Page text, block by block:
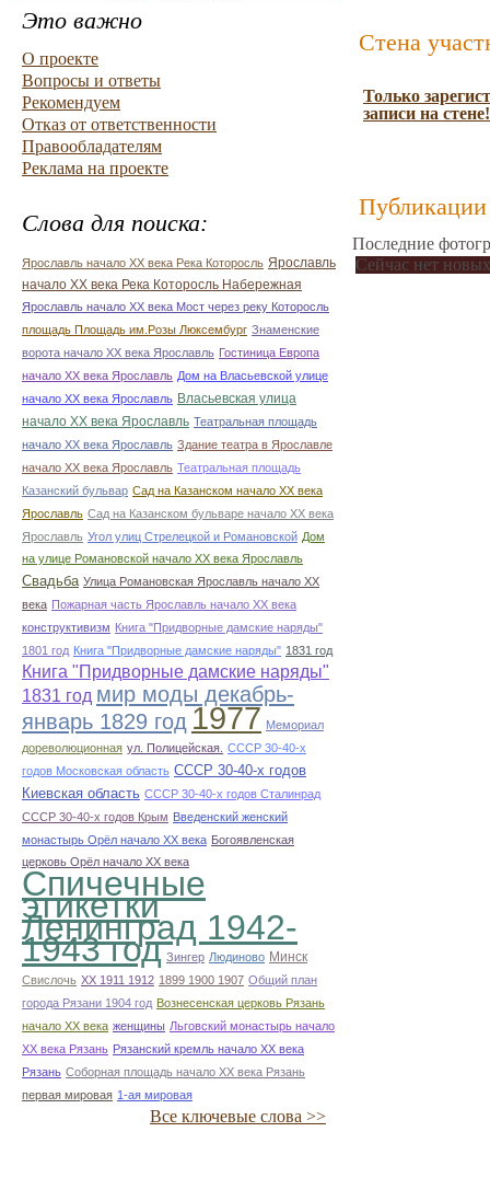
Это важно
О проекте
Вопросы и ответы
Рекомендуем
Отказ от ответственности
Правообладателям
Реклама на проекте
Слова для поиска:
Ярославль начало ХХ века Река Которосль Ярославль
начало ХХ века Река Которосль Набережная
Ярославль начало ХХ века Мост через реку Которосль
площадь Площадь им.Розы Люксембург Знаменские
ворота начало ХХ века Ярославль Гостиница Европа
начало ХХ века Ярославль Дом на Власьевской улице
начало ХХ века Ярославль Власьевская улица
начало ХХ века Ярославль Театральная площадь
начало ХХ века Ярославль Здание театра в Ярославле
начало ХХ века Ярославль Театральная площадь
Казанский бульвар Сад на Казанском начало ХХ века
Ярославль Сад на Казанском бульваре начало ХХ века
Ярославль Угол улиц Стрелецкой и Романовской Дом
на улице Романовской начало ХХ века Ярославль
Свадьба Улица Романовская Ярославль начало ХХ
века Пожарная часть Ярославль начало ХХ века
конструктивизм Книга "Придворные дамские наряды"
1801 год Книга "Придворные дамские наряды" 1831 год
Книга "Придворные дамские наряды"
1831 год мир моды декабрь-
январь 1829 год 1977 Мемориал
дореволюционная ул. Полицейская. СССР 30-40-х
годов Московская область СССР 30-40-х годов
Киевская область СССР 30-40-х годов Сталинрад
СССР 30-40-х годов Крым Введенский женский
монастырь Орёл начало ХХ века Богоявленская
церковь Орёл начало ХХ века
Спичечные
этикетки
Ленинград 1942-
1943 год Зингер Людиново Минск
Свислочь XX 1911 1912 1899 1900 1907 Общий план
города Рязани 1904 год Вознесенская церковь Рязань
начало ХХ века женщины Льговский монастырь начало
ХХ века Рязань Рязанский кремль начало ХХ века
Рязань Соборная площадь начало ХХ века Рязань
первая мировая 1-ая мировая
Все ключевые слова >>
Стена
Только
записи на стене!
Публикации
Последние
Сейчас нет